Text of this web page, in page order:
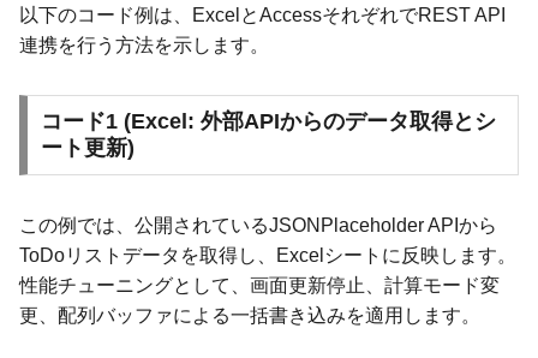
以下のコード例は、ExcelとAccessそれぞれでREST API
連携を行う方法を示します。
コード1 (Excel: 外部APIからのデータ取得とシ
ート更新)
この例では、公開されているJSONPlaceholder APIから
ToDoリストデータを取得し、Excelシートに反映します。
性能チューニングとして、画面更新停止、計算モード変
更、配列バッファによる一括書き込みを適用します。